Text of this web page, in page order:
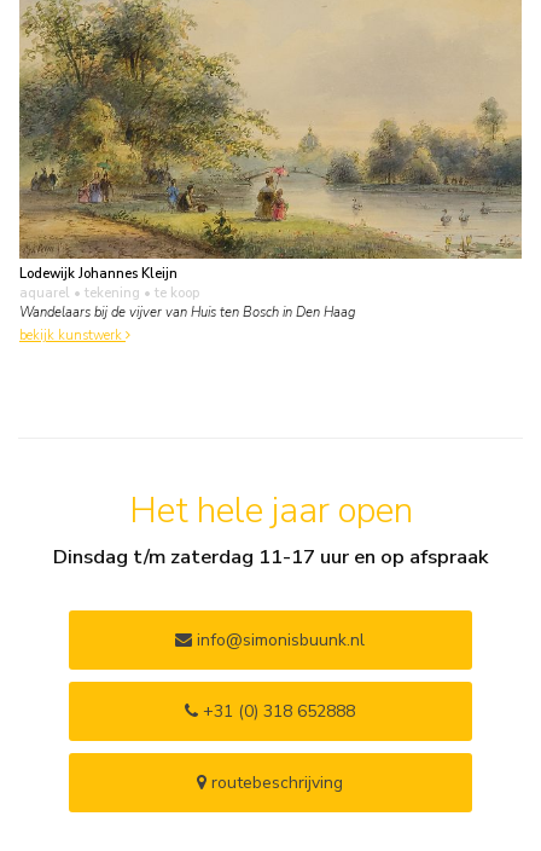
Lodewijk Johannes Kleijn
aquarel • tekening • te koop
Wandelaars bij de vijver van Huis ten Bosch in Den Haag
bekijk kunstwerk
Het hele jaar open
Dinsdag t/m zaterdag 11-17 uur en op afspraak
info@simonisbuunk.nl
+31 (0) 318 652888
routebeschrijving